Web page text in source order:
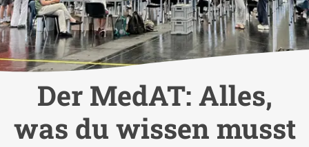
Der MedAT: Alles,
was du wissen musst